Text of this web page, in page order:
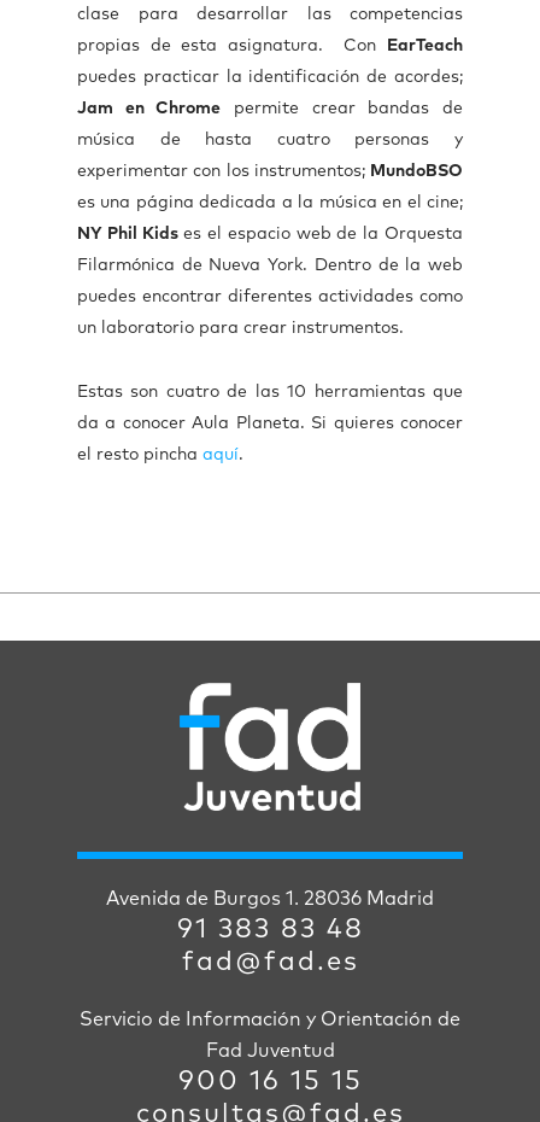
clase para desarrollar las competencias
propias de esta asignatura. Con
EarTeach
puedes practicar la identificación de acordes;
Jam en Chrome permite crear bandas de
música de hasta cuatro personas y
experimentar con los instrumentos; MundoBSO
es una página dedicada a la música en el cine;
NY Phil Kidses el espacio web de la Orquesta
Filarmónica de Nueva York. Dentro de la web
puedes encontrar diferentes actividades como
un laboratorio para crear instrumentos.
Estas son cuatro de las 10 herramientas que
da a conocer Aula Planeta. Si quieres conocer
el resto pincha aquí.
Avenida de Burgos 1. 28036 Madrid
91 383 83 48
fad@fad.es
Servicio de Información y Orientación de
Fad Juventud
900 16 15 15
consultas@fad.es